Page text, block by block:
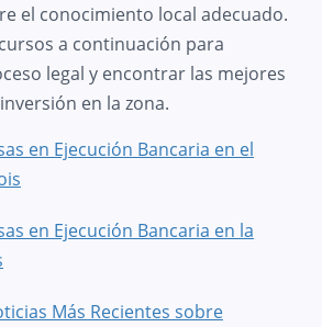
el conocimiento local adecuado.
a continuación para
legal y encontrar las mejores
en la zona.
en Ejecución Bancaria en el
en Ejecución Bancaria en la
Más Recientes sobre